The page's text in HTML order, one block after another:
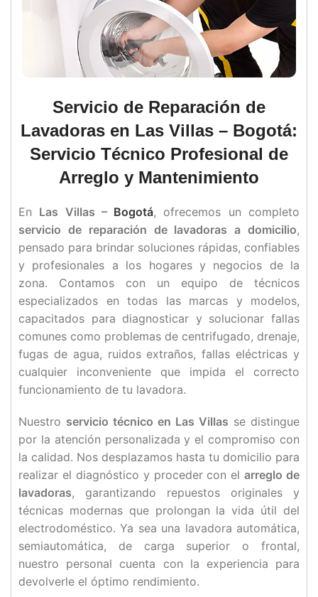
Servicio de Reparación de
Lavadoras en Las Villas – Bogotá:
Servicio Técnico Profesional de
Arreglo y Mantenimiento
En Las Villas – Bogotá, ofrecemos un completo
servicio de reparación de lavadoras a domicilio,
pensado para brindar soluciones rápidas, confiables
y profesionales a los hogares y negocios de la
zona. Contamos con un equipo de técnicos
especializados en todas las marcas y modelos,
capacitados para diagnosticar y solucionar fallas
comunes como problemas de centrifugado, drenaje,
fugas de agua, ruidos extraños, fallas eléctricas y
cualquier inconveniente que impida el correcto
funcionamiento de tu lavadora.
Nuestro servicio técnico en Las Villas se distingue
por la atención personalizada y el compromiso con
la calidad. Nos desplazamos hasta tu domicilio para
realizar el diagnóstico y proceder con elarreglo de
lavadoras, garantizando repuestos originales y
técnicas modernas que prolongan la vida útil del
electrodoméstico. Ya sea una lavadora automática,
semiautomática, de carga superior o frontal,
nuestro personal cuenta con la experiencia para
devolverle el óptimo rendimiento.